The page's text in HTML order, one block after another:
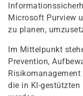
Microsoft Purview
zu planen,
Im Mittelpunkt
Prevention,
die in KI-